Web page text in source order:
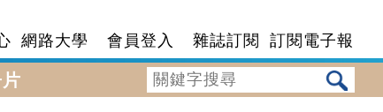
網路大學 會員登入 雜誌訂閱 訂閱電子報